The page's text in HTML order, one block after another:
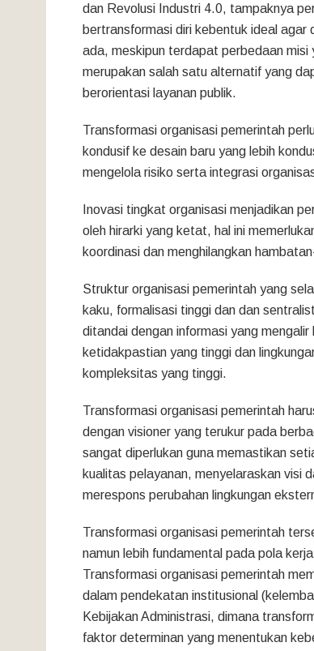
dan Revolusi Industri 4.0, tampaknya
bertransformasi diri kebentuk ideal
ada, meskipun terdapat perbedaan misi
merupakan salah satu alternatif yang
berorientasi layanan publik.
Transformasi organisasi pemerintah
kondusif ke desain baru yang lebih
mengelola risiko serta integrasi
Inovasi tingkat organisasi menjadikan
oleh hirarki yang ketat, hal ini
koordinasi dan menghilangkan
Struktur organisasi pemerintah yang
kaku, formalisasi tinggi dan dan
ditandai dengan informasi yang
ketidakpastian yang tinggi dan
kompleksitas yang tinggi.
Transformasi organisasi pemerintah
dengan visioner yang terukur pada
sangat diperlukan guna memastikan
kualitas pelayanan, menyelaraskan visi
merespons perubahan lingkungan
Transformasi organisasi pemerintah
namun lebih fundamental pada pola
Transformasi organisasi pemerintah
dalam pendekatan institusional
Kebijakan Administrasi, dimana
faktor determinan yang menentukan